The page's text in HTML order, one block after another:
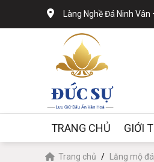
Làng Nghề Đá Ninh Vân
TRANG CHỦ GIỚI
Trang chủ Lăng mộ đá